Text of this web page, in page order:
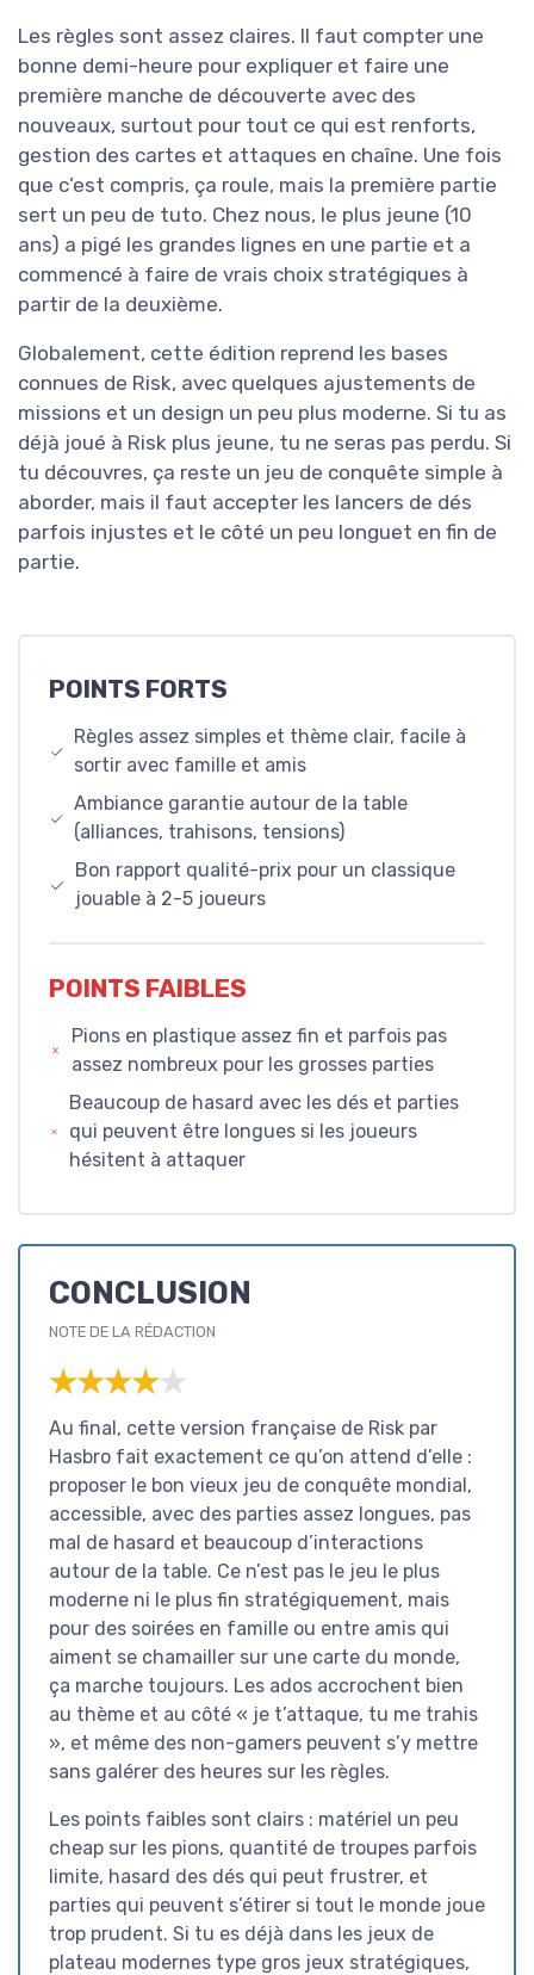
Les règles sont assez claires. Il faut compter une
bonne demi-heure pour expliquer et faire une
première manche de découverte avec des
nouveaux, surtout pour tout ce qui est renforts,
gestion des cartes et attaques en chaîne. Une fois
que c’est compris, ça roule, mais la première partie
sert un peu de tuto. Chez nous, le plus jeune (10
ans) a pigé les grandes lignes en une partie et a
commencé à faire de vrais choix stratégiques à
partir de la deuxième.
Globalement, cette édition reprend les bases
connues de Risk, avec quelques ajustements de
missions et un design un peu plus moderne. Si tu as
déjà joué à Risk plus jeune, tu ne seras pas perdu. Si
tu découvres, ça reste un jeu de conquête simple à
aborder, mais il faut accepter les lancers de dés
parfois injustes et le côté un peu longuet en fin de
partie.
POINTS FORTS
Règles assez simples et thème clair, facile à
sortir avec famille et amis
Ambiance garantie autour de la table
(alliances, trahisons, tensions)
Bon rapport qualité-prix pour un classique
jouable à 2-5 joueurs
POINTS FAIBLES
Pions en plastique assez fin et parfois pas
assez nombreux pour les grosses parties
Beaucoup de hasard avec les dés et parties
qui peuvent être longues si les joueurs
hésitent à attaquer
CONCLUSION
NOTE DE LA RÉDACTION
★★★★★
★★★★★
Au final, cette version française de Risk par
Hasbro fait exactement ce qu’on attend d’elle :
proposer le bon vieux jeu de conquête mondial,
accessible, avec des parties assez longues, pas
mal de hasard et beaucoup d’interactions
autour de la table. Ce n’est pas le jeu le plus
moderne ni le plus fin stratégiquement, mais
pour des soirées en famille ou entre amis qui
aiment se chamailler sur une carte du monde,
ça marche toujours. Les ados accrochent bien
au thème et au côté « je t’attaque, tu me trahis
», et même des non-gamers peuvent s’y mettre
sans galérer des heures sur les règles.
Les points faibles sont clairs : matériel un peu
cheap sur les pions, quantité de troupes parfois
limite, hasard des dés qui peut frustrer, et
parties qui peuvent s’étirer si tout le monde joue
trop prudent. Si tu es déjà dans les jeux de
plateau modernes type gros jeux stratégiques,